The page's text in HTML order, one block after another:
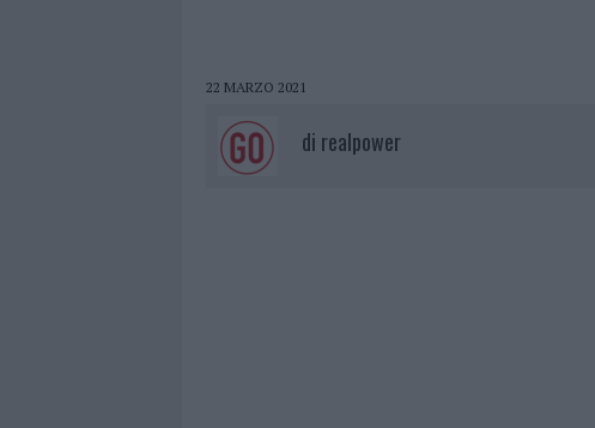
22 MARZO 2021
di realpower